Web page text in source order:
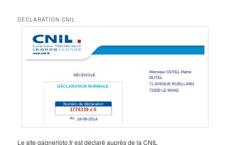
DECLARATION CNIL
Le site gagnerloto.fr est déclaré auprès de la CNIL